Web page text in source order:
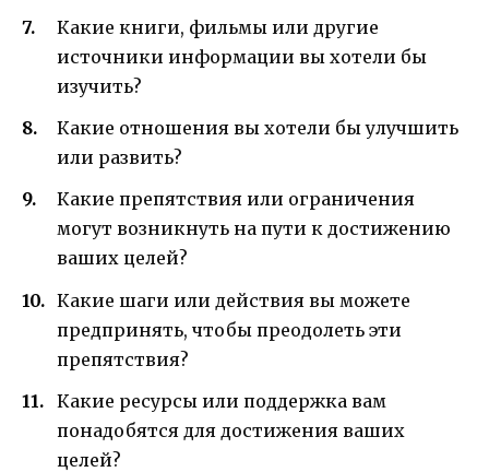
Какие книги, фильмы или другие
источники информации вы хотели бы
изучить?
Какие отношения вы хотели бы улучшить
или развить?
Какие препятствия или ограничения
могут возникнуть на пути к достижению
ваших целей?
Какие шаги или действия вы можете
предпринять, чтобы преодолеть эти
препятствия?
Какие ресурсы или поддержка вам
понадобятся для достижения ваших
целей?